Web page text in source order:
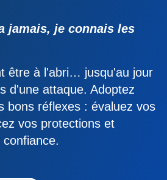
jamais, je connais les
être à l'abri… jusqu'au jour
d'une attaque. Adoptez
bons réflexes : évaluez vos
vos protections et